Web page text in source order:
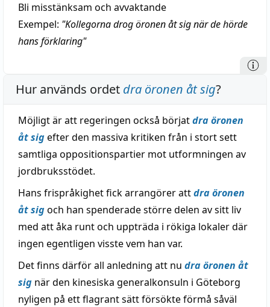
Bli misstänksam och avvaktande
Exempel: "Kollegorna drog öronen åt sig när de hörde
hans förklaring"
Hur används ordet dra öronen åt sig?
Möjligt är att regeringen också börjatdra öronen
åt sigefter den massiva kritiken från i stort sett
samtliga oppositionspartier mot utformningen av
jordbruksstödet.
Hans frispråkighet fick arrangörer attdra öronen
åt sigoch han spenderade större delen av sitt liv
med att åka runt och uppträda i rökiga lokaler där
ingen egentligen visste vem han var.
Det finns därför all anledning att nu dra öronen åt
sig när den kinesiska generalkonsuln i Göteborg
nyligen på ett flagrant sätt försökte förmå såväl